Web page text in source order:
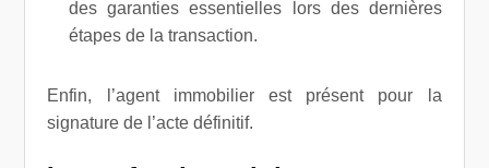
des garanties essentielles lors des dernières
étapes de la transaction.
Enfin, l’agent immobilier est présent pour la
signature de l’acte définitif.